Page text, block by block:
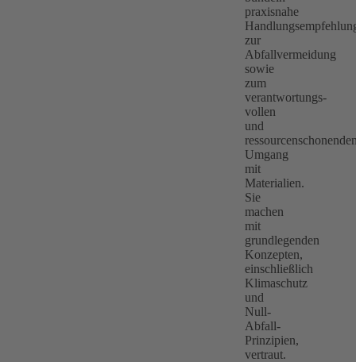
praxisnahe
zur
Abfallvermeidung
sowie
zum
verantwortungs-
vollen
und
Umgang
mit
Materialien.
Sie
machen
mit
grundlegenden
Konzepten,
einschließlich
Klimaschutz
und
Null-
Abfall-
Prinzipien,
vertraut.